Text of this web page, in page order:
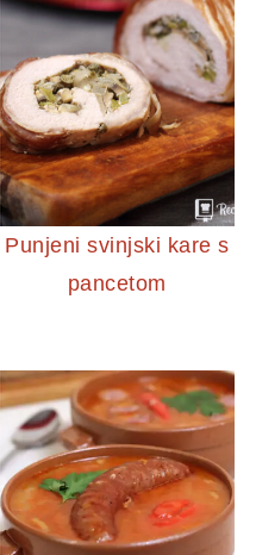
Punjeni svinjski kare s
pancetom